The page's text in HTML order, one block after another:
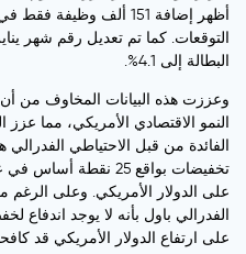
أظهر إضافة 151 ألف
البطالة إلى 4.1%.
وعززت هذه البيانات المخاوف من
النمو الاقتصادي الأمريكي، مما
الفائدة من قبل الاحتياطي الفدرالي
على الدولار الأمريكي. وعلى
الفدرالي باول بأنه لا يوجد اندفاع
على ارتفاع الدولار الأمريكي قد